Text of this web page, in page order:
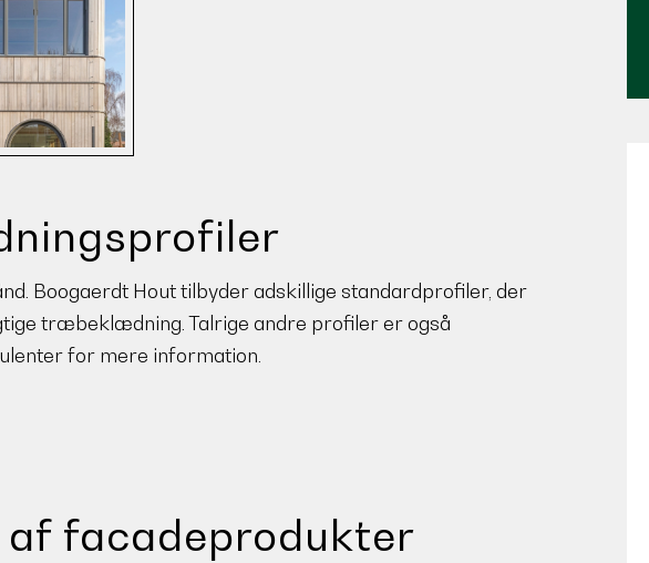
Boogaerdt Hout tilbyder adskillige standardprofiler, der
træbeklædning. Talrige andre profiler er også
for mere information.
facadeprodukter